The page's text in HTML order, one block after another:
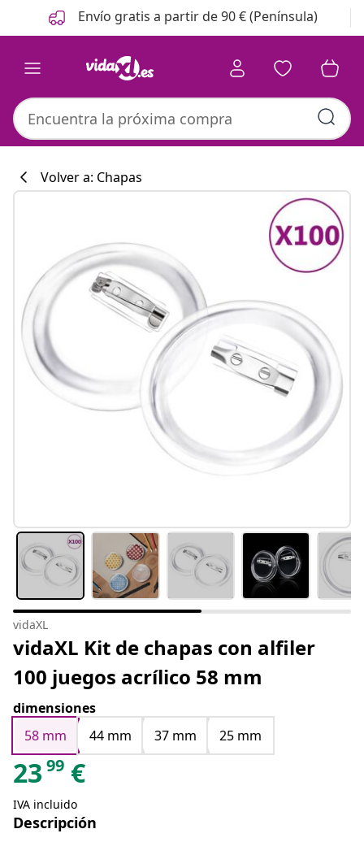
Anterior
Siguiente Envío gratis a partir de 90 € (Península)
#sharemevidaxl
Colección de
Volver a: Chapas
vidaXL
vidaXL Kit de chapas con alfiler
100 juegos acrílico 58 mm
dimensiones
58 mm
44 mm 37 mm 25 mm
23 99 €
IVA incluido
Descripción